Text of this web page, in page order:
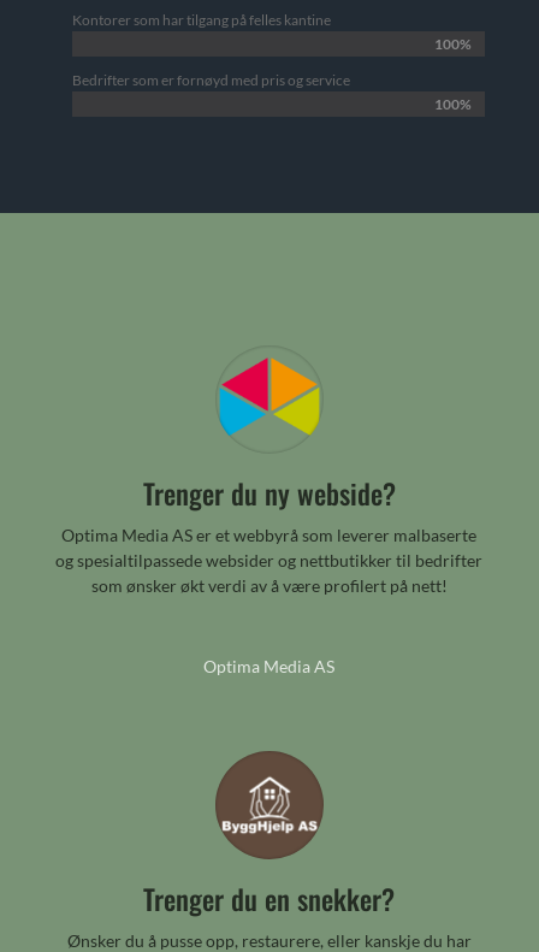
Kontorer som har tilgang på felles kantine
100%
100%
Bedrifter som er fornøyd med pris og service
100%
100%
Trenger du ny webside?
Optima Media AS er et webbyrå som leverer malbaserte
og spesialtilpassede websider og nettbutikker til bedrifter
som ønsker økt verdi av å være profilert på nett!
Optima Media AS
Trenger du en snekker?
Ønsker du å pusse opp, restaurere, eller kanskje du har